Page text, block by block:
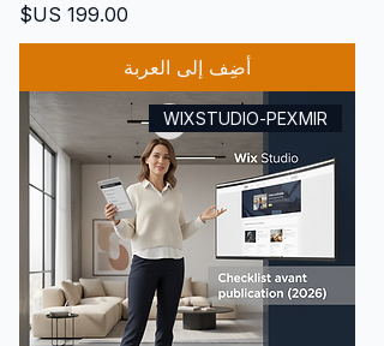
السعر
أضِف إلى العربة
WIXSTUDIO-PEXMIR